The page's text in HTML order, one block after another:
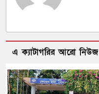
এ ক্যাটাগরির আরো নিউজ